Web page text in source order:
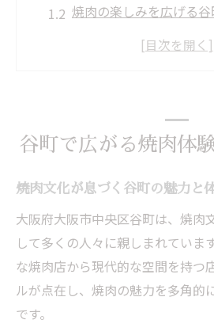
焼肉の楽しみを広げる
焼肉体験を特別にする
焼肉を満喫できる谷町
焼肉を楽しむなら谷町シーン
焼肉をシーン別に楽し
女子会から仕事帰りま
焼肉体験に最適な谷町
目的に合わせた谷町焼
谷町で広がる焼肉体
焼肉文化が息づく谷町の魅力と
大阪府大阪市中央区谷町は、焼肉
して多くの人々に親しまれていま
な焼肉店から現代的な空間を持つ
ルが点在し、焼肉の魅力を多角的
です。